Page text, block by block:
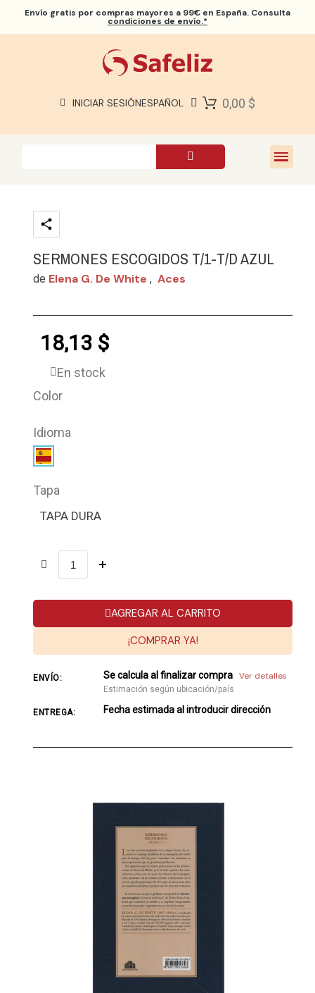
Envío gratis por compras mayores a 99€ en España. Consulta
condiciones de envío.*
INICIAR SESIÓNESPAÑOL 0,00 $
SERMONES ESCOGIDOS T/1-T/D AZUL
de Elena G. De White , Aces
18,13 $
En stock
Color
Idioma
Tapa
TAPA DURA
AGREGAR AL CARRITO
¡COMPRAR YA!
ENVÍO: Se calcula al finalizar compra Ver detalles
Estimación según ubicación/país
ENTREGA: Fecha estimada al introducir dirección